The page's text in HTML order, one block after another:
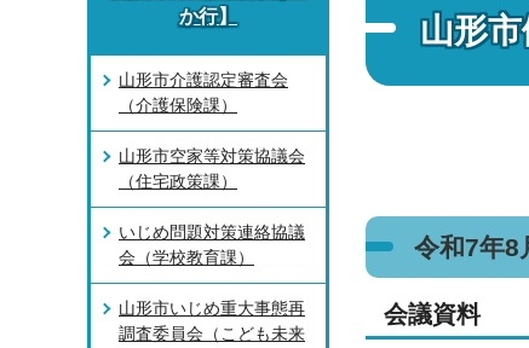
山形
令和7年
会議資料
か行】
山形市介護認定審査会
（介護保険課）
山形市空家等対策協議会
（住宅政策課）
いじめ問題対策連絡協議
会（学校教育課）
山形市いじめ重大事態再
調査委員会（こども未来